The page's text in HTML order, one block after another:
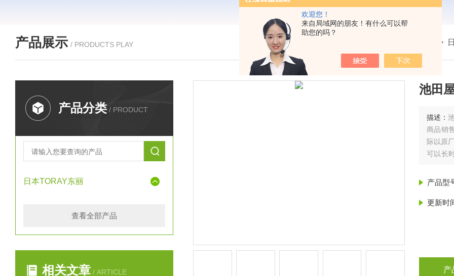
欢迎您！
来自局域网的朋友！有什么可以帮
助您的吗？
产品展示 / PRODUCTS PLAY > >
产品分类 / PRODUCT
日本TORAY东丽
查看全部产品
相关文章 / ARTICLE
池田
描述：
商品销
际以原
可以长
并将转
产品型
更新时
产